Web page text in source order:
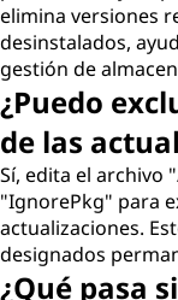
elimina versiones
desinstalados,
gestión de
¿Puedo
de las
Sí, edita el archivo
"IgnorePkg" para
actualizaciones.
designados
¿Qué pasa